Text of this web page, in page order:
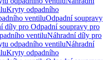
Kryty odpadního
ventiluOdpadní soupravy
díly pro Odpadní soupravy pro
ventiluNáhradní díly pro
odpadního ventiluNáhradní
Kryty odpadního